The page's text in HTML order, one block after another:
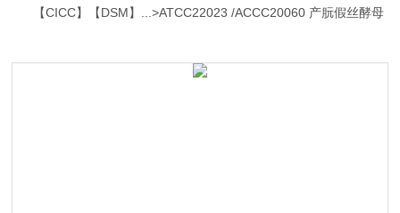
【CICC】【DSM】...>ATCC22023 /ACCC20060 产朊假丝酵母